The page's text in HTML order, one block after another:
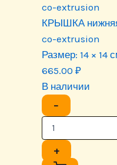
co-extrusion
КРЫШКА
co-extrusion
Размер: 14 × 14
665.00 ₽
В наличии
−
+